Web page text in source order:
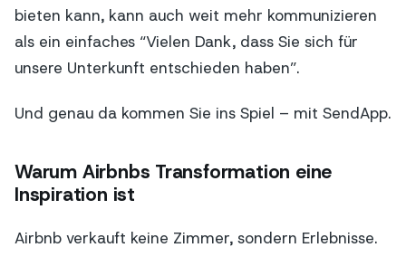
bieten kann, kann auch weit mehr kommunizieren
als ein einfaches “Vielen Dank, dass Sie sich für
unsere Unterkunft entschieden haben”.
Und genau da kommen Sie ins Spiel – mit SendApp.
Warum Airbnbs Transformation eine
Inspiration ist
Airbnb verkauft keine Zimmer, sondern Erlebnisse.